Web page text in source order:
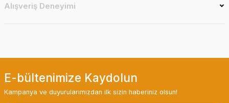
Alışveriş Deneyimi
E-bültenimize Kaydolun
Kampanya ve duyurularımızdan ilk sizin haberiniz olsun!